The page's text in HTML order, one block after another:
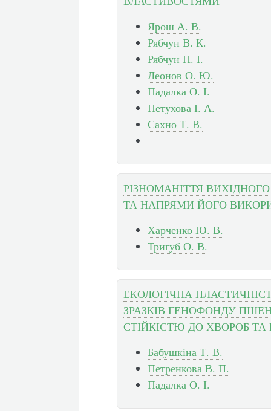
Ярош А. В.
Рябчун В. К.
Рябчун Н. І.
Леонов О. Ю.
Падалка О. І.
Петухова І. А.
Сахно Т. В.
РІЗНОМАНІТТЯ
ТА НАПРЯМИ ЙОГО
Харченко Ю. В.
Тригуб О. В.
ЕКОЛОГІЧНА
ЗРАЗКІВ ГЕНОФОНДУ
СТІЙКІСТЮ ДО ХВОРОБ ТА
Бабушкіна Т. В.
Петренкова В. П.
Падалка О. І.